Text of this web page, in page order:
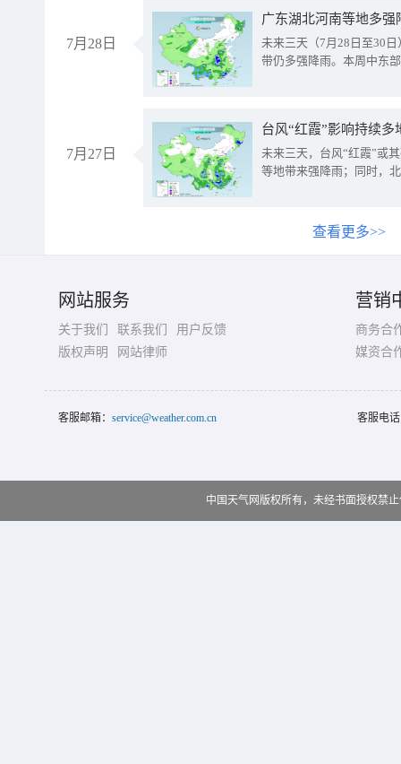
7月28日
广东湖北河南等地多
未来三天（7月28日至30
带仍多强降雨。本周中东
7月27日
台风“红霞”影响持续
未来三天，台风“红霞”或
等地带来强降雨；同时，
查看更多>>
网站服务
关于我们 联系我们
用户反馈
版权声明
网站律师
营销
商务合
媒资合
客服邮箱： service@weather.com.cn 客服电
中国天气网版权所有，未经书面授权